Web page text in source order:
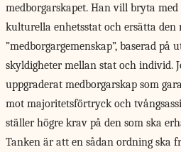
medborgarskapet. Han vill bryta
kulturella enhetsstat och ersätta den
”medborgargemenskap”, baserad på
skyldigheter mellan stat och individ.
uppgraderat medborgarskap som
mot majoritetsförtryck och
ställer högre krav på den som ska
Tanken är att en sådan ordning ska